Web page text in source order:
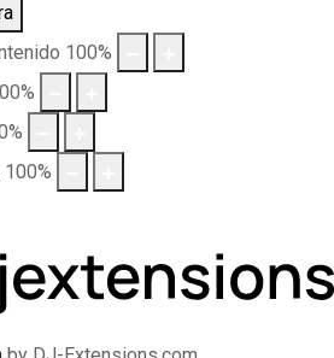
100%
%
%
100%